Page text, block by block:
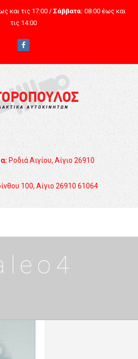
και τις 17:00 / Σάββατα: 08:00 έως και
τις 14:00
Ροδιά Αιγίου, Αίγιο 26910
100, Αίγιο 26910 61064